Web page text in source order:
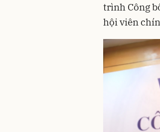
trình Công
hội viên